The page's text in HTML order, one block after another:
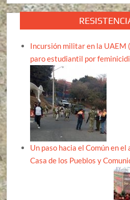
Incursión militar en la UAEM
paro estudiantil por
Un paso hacia el Común en
Casa de los Pueblos y